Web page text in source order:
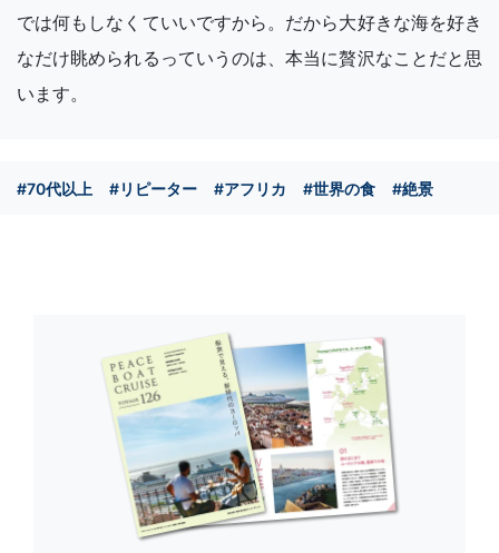
では何もしなくていいですから。だから大好きな海を好き
なだけ眺められるっていうのは、本当に贅沢なことだと思
います。
#70代以上 #リピーター #アフリカ #世界の食 #絶景